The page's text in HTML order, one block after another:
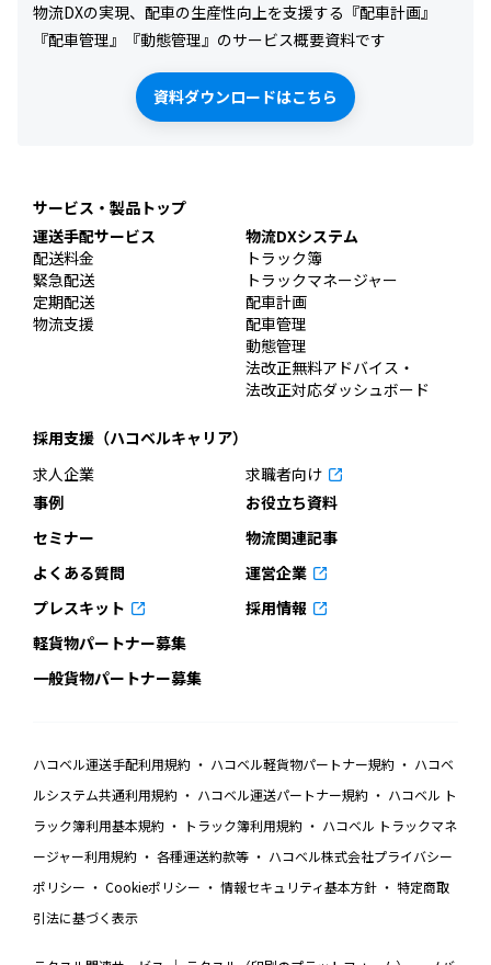
物流DXの実現、配車の生産性向上を支援する『配車計画』
『配車管理』『動態管理』のサービス概要資料です
資料ダウンロードはこちら
サービス・製品トップ
運送手配サービス
配送料金
緊急配送
定期配送
物流支援
物流DXシステム
トラック簿
トラックマネージャー
配車計画
配車管理
動態管理
法改正無料アドバイス・
法改正対応ダッシュボード
採用支援（ハコベルキャリア）
求人企業
求職者向け
事例
お役立ち資料
セミナー
物流関連記事
よくある質問
運営企業
プレスキット
採用情報
軽貨物パートナー募集
一般貨物パートナー募集
ハコベル運送手配利用規約 ハコベル軽貨物パートナー規約
ハコベ
ルシステム共通利用規約
ハコベル運送パートナー規約
ハコベル ト
ラック簿利用基本規約
トラック簿利用規約
ハコベル トラックマネ
ージャー利用規約
各種運送約款等
ハコベル株式会社プライバシー
ポリシー
Cookieポリシー 情報セキュリティ基本方針
特定商取
引法に基づく表示